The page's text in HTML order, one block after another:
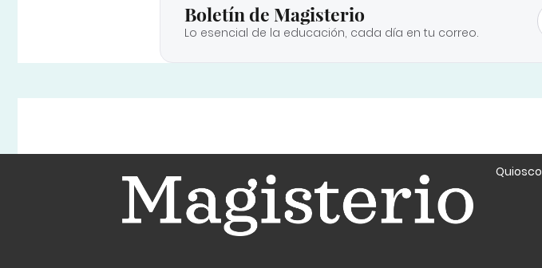
Boletín de Magisterio
Lo esencial de la educación, cada día en tu correo.
Quiosco